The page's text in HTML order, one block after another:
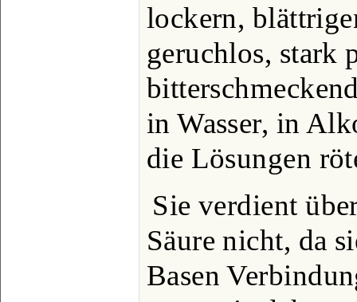
lockern,
geruchlos, stark
in Wasser, in
die Lösungen
Sie verdient
Säure nicht, da
Basen